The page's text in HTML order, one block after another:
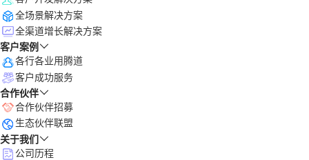
全场景解决方案
全渠道增长解决方案
客户案例
各行各业用腾道
客户成功服务
合作伙伴
合作伙伴招募
生态伙伴联盟
关于我们
公司历程